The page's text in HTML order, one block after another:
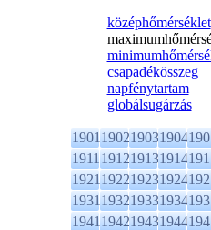
középhőmérséklet
csapadékösszeg
napfénytartam
globálsugárzás
1901190219031904
1911191219131914
1921192219231924
1931193219331934
1941194219431944